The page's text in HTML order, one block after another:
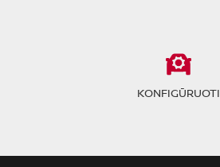
KONFIGŪRUOTI